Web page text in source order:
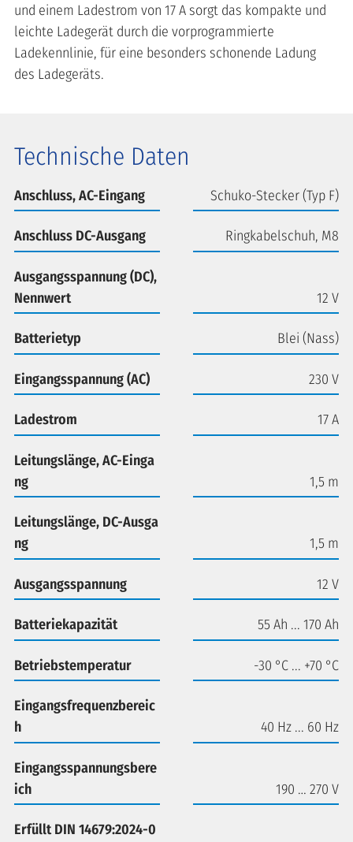
und einem Ladestrom von 17 A sorgt das kompakte und
leichte Ladegerät durch die vorprogrammierte
Ladekennlinie, für eine besonders schonende Ladung
des Ladegeräts.
Technische Daten
Anschluss, AC-Eingang Schuko-Stecker (Typ F)
Anschluss DC-Ausgang Ringkabelschuh, M8
Ausgangsspannung (DC),
Nennwert
12 V
Batterietyp Blei (Nass)
Eingangsspannung (AC) 230 V
Ladestrom 17 A
Leitungslänge, AC-Einga
ng
1,5 m
Leitungslänge, DC-Ausga
ng
1,5 m
Ausgangsspannung 12 V
Batteriekapazität 55 Ah ... 170 Ah
Betriebstemperatur -30 °C ... +70 °C
Eingangsfrequenzbereic
h
40 Hz ... 60 Hz
Eingangsspannungsbere
ich
190 … 270 V
Erfüllt DIN 14679:2024-0